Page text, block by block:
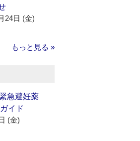
24日 (金)
もっと見る »
急避妊薬
イド
(金)